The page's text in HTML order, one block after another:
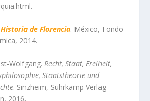
Historia de Florencia. México, Fondo
2014.
Wolfgang.Recht, Staat, Freiheit,
Staatstheorie und
. Sinzheim, Suhrkamp Verlag
2016.